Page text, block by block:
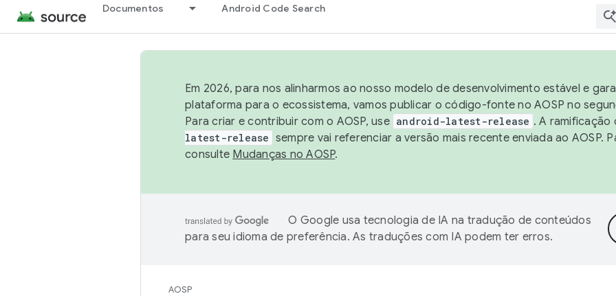
Documentos Android Code Search
Em 2026, para nos alinharmos ao nosso modelo de desenvolvimento estável e
plataforma para o ecossistema, vamos publicar o código-fonte no AOSP no
Para criar e contribuir com o AOSP, use android-latest-release . A ramificação
latest-release sempre vai referenciar a versão mais recente enviada ao AOSP.
consulte Mudanças no AOSP.
O Google usa tecnologia de IA na tradução de conteúdos
para seu idioma de preferência. As traduções com IA podem ter erros.
AOSP